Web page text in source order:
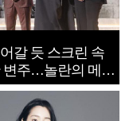
갈 듯 스크린 속
변주…놀란의 메시
쟁 속죄’